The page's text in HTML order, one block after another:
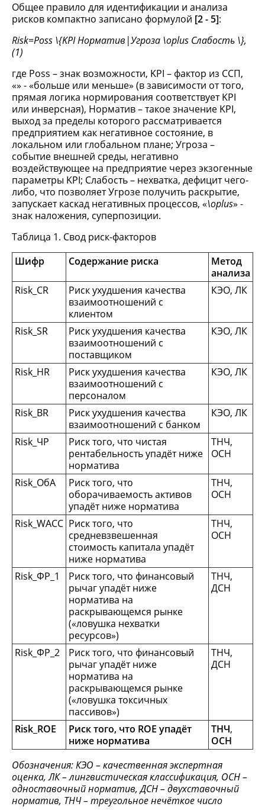
Общее правило для идентификации и анализа
рисков компактно записано формулой [2 - 5]:
Risk=Poss \{KPI Норматив|Угроза \oplus Слабость \},
(1)
где Poss – знак возможности, KPI – фактор из ССП,
«» - «больше или меньше» (в зависимости от того,
прямая логика нормирования соответствует KPI
или инверсная), Норматив – такое значение KPI,
выход за пределы которого рассматривается
предприятием как негативное состояние, в
локальном или глобальном плане; Угроза –
событие внешней среды, негативно
воздействующее на предприятие через экзогенные
параметры KPI; Слабость – нехватка, дефицит чего-
либо, что позволяет Угрозе получить раскрытие,
запускает каскад негативных процессов, «\oplus» -
знак наложения, суперпозиции.
Таблица 1. Свод риск-факторов
Шифр
Содержание риска
Метод
анализа
Risk_CR
Риск ухудшения качества
взаимоотношений с
клиентом
КЭО, ЛК
Risk_SR
Риск ухудшения качества
взаимоотношений с
поставщиком
КЭО, ЛК
Risk_HR
Риск ухудшения качества
взаимоотношений с
персоналом
КЭО, ЛК
Risk_BR
Риск ухудшения качества
взаимоотношений с банком
КЭО, ЛК
Risk_ЧР
Риск того, что чистая
рентабельность упадёт ниже
норматива
ТНЧ,
ОСН
Risk_ОбА
Риск того, что
оборачиваемость активов
упадёт ниже норматива
ТНЧ,
ОСН
Risk_WACC Риск того, что
средневзвешенная
стоимость капитала упадёт
ниже норматива
ТНЧ,
ОСН
Risk_ФР_1
Риск того, что финансовый
рычаг упадёт ниже
норматива на
раскрывающемся рынке
(«ловушка нехватки
ресурсов»)
ТНЧ,
ДСН
Risk_ФР_2
Риск того, что финансовый
рычаг упадёт ниже
норматива на
раскрывающемся рынке
(«ловушка токсичных
пассивов»)
ТНЧ,
ДСН
Risk_ROE Риск того, что ROE упадёт
ниже норматива
ТНЧ,
ОСН
Обозначения: КЭО – качественная экспертная
оценка, ЛК – лингвистическая классификация, ОСН –
одноставочный норматив, ДСН – двухставочный
норматив, ТНЧ – треугольное нечёткое число